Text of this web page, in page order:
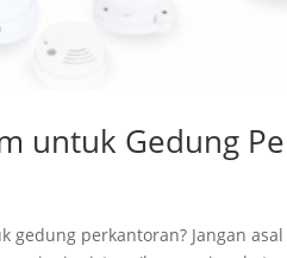
untuk Gedung
perkantoran? Jangan